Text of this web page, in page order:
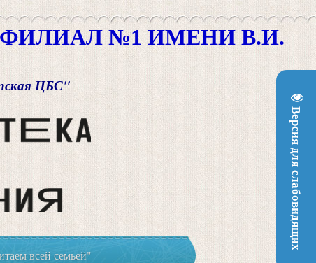
Версия для слабовидящих
№1 ИМЕНИ В.И.
ЦБС"
всей семьей"